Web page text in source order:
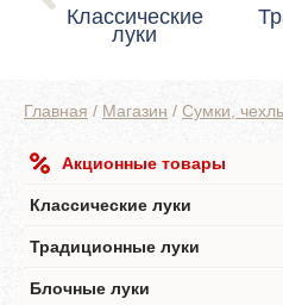
Классические
луки
Главная / Магазин / Сумки,
Акционные товары
Классические луки
Традиционные луки
Блочные луки